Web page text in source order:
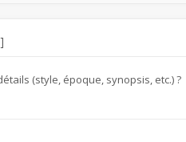
(style, époque, synopsis, etc.) ?